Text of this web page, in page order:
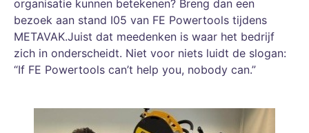
organisatie kunnen betekenen? Breng dan een
bezoek aan stand I05 van FE Powertools tijdens
METAVAK.Juist dat meedenken is waar het bedrijf
zich in onderscheidt. Niet voor niets luidt de slogan:
“If FE Powertools can’t help you, nobody can.”